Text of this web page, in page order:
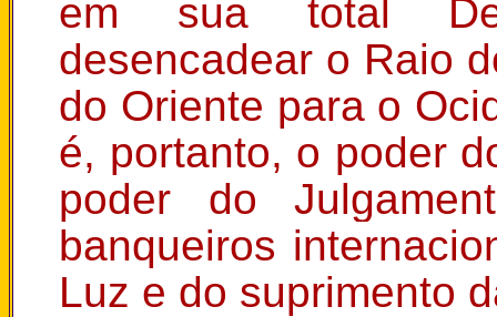
em sua total
desencadear o Raio
do Oriente para o
é, portanto, o poder
poder do
banqueiros
Luz e do suprimento